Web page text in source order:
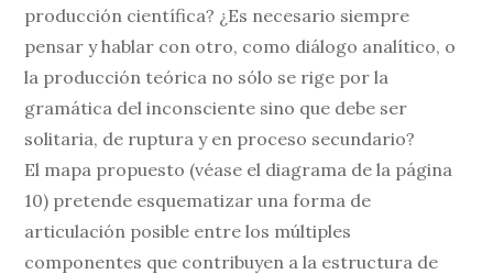
producción científica? ¿Es necesario siempre
pensar y hablar con otro, como diálogo analítico, o
la producción teórica no sólo se rige por la
gramática del inconsciente sino que debe ser
solitaria, de ruptura y en proceso secundario?
El mapa propuesto (véase el diagrama de la página
10) pretende esquematizar una forma de
articulación posible entre los múltiples
componentes que contribuyen a la estructura de